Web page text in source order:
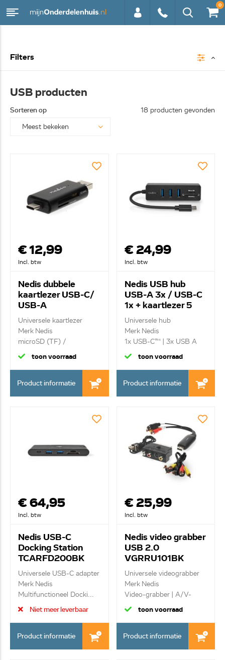
0
Filters
USB producten
Sorteren op 18 producten gevonden
€ 12,99
Incl. btw
Nedis dubbele
kaartlezer USB-C/
USB-A
CRDRU3110BK
Universele kaartlezer
Merk Nedis
microSD (TF) /
microSDHC ...
toon voorraad
Product informatie
€ 24,99
Incl. btw
Nedis USB hub
USB-A 3x / USB-C
1x + kaartlezer 5
poort
CCGB64250BK01
Universele hub
Merk Nedis
1x USB-C™ | 3x USB A
Female | ...
toon voorraad
Product informatie
€ 64,95
Incl. btw
Nedis USB-C
Docking Station
TCARFD200BK
Universele USB-C adapter
Merk Nedis
Multifunctioneel Docki...
Niet meer leverbaar
Product informatie
€ 25,99
Incl. btw
Nedis video grabber
USB 2.0
VGRRU101BK
Universele videograbber
Merk Nedis
Video-grabber | A/V-
kab...
toon voorraad
Product informatie